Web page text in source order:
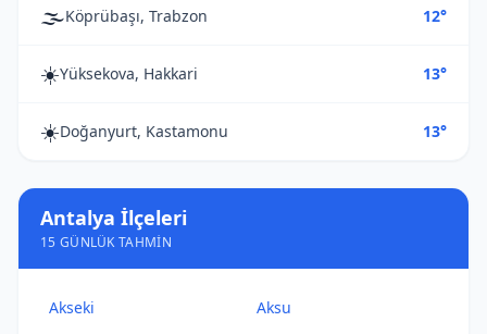
🌫️Köprübaşı, Trabzon 12°
☀️Yüksekova, Hakkari 13°
☀️Doğanyurt, Kastamonu 13°
Antalya İlçeleri
15 GÜNLÜK TAHMIN
Akseki Aksu